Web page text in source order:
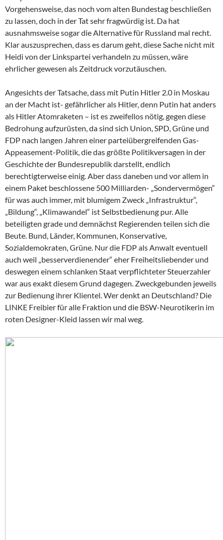
Vorgehensweise, das noch vom alten Bundestag beschließen
zu lassen, doch in der Tat sehr fragwürdig ist. Da hat
ausnahmsweise sogar die Alternative für Russland mal recht.
Klar auszusprechen, dass es darum geht, diese Sache nicht mit
Heidi von der Linkspartei verhandeln zu müssen, wäre
ehrlicher gewesen als Zeitdruck vorzutäuschen.
Angesichts der Tatsache, dass mit Putin Hitler 2.0 in Moskau
an der Macht ist- gefährlicher als Hitler, denn Putin hat anders
als Hitler Atomraketen – ist es zweifellos nötig, gegen diese
Bedrohung aufzurüsten, da sind sich Union, SPD, Grüne und
FDP nach langen Jahren einer parteiübergreifenden Gas-
Appeasement-Politik, die das größte Politikversagen in der
Geschichte der Bundesrepublik darstellt, endlich
berechtigterweise einig. Aber dass daneben und vor allem in
einem Paket beschlossene 500 Milliarden- „Sondervermögen“
für was auch immer, mit blumigem Zweck „Infrastruktur“,
„Bildung“, „Klimawandel“ ist Selbstbedienung pur. Alle
beteiligten grade und demnächst Regierenden teilen sich die
Beute. Bund, Länder, Kommunen, Konservative,
Sozialdemokraten, Grüne. Nur die FDP als Anwalt eventuell
auch weil „besserverdienender“ eher Freiheitsliebender und
deswegen einem schlanken Staat verpflichteter Steuerzahler
war aus exakt diesem Grund dagegen. Zweckgebunden jeweils
zur Bedienung ihrer Klientel. Wer denkt an Deutschland? Die
LINKE Freibier für alle Fraktion und die BSW-Neurotikerin im
roten Designer-Kleid lassen wir mal weg.